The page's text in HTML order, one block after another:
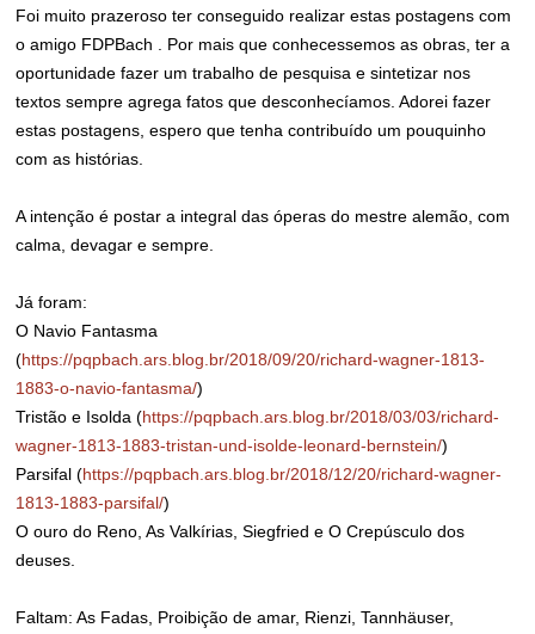
Foi muito prazeroso ter conseguido realizar estas postagens com
o amigo FDPBach . Por mais que conhecessemos as obras, ter a
oportunidade fazer um trabalho de pesquisa e sintetizar nos
textos sempre agrega fatos que desconhecíamos. Adorei fazer
estas postagens, espero que tenha contribuído um pouquinho
com as histórias.
A intenção é postar a integral das óperas do mestre alemão, com
calma, devagar e sempre.
Já foram:
O Navio Fantasma
(https://pqpbach.ars.blog.br/2018/09/20/richard-wagner-1813-
1883-o-navio-fantasma/)
Tristão e Isolda (https://pqpbach.ars.blog.br/2018/03/03/richard-
wagner-1813-1883-tristan-und-isolde-leonard-bernstein/)
Parsifal (https://pqpbach.ars.blog.br/2018/12/20/richard-wagner-
1813-1883-parsifal/)
O ouro do Reno, As Valkírias, Siegfried e O Crepúsculo dos
deuses.
Faltam: As Fadas, Proibição de amar, Rienzi, Tannhäuser,